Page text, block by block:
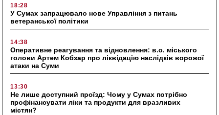
18:28
У Сумах запрацювало нове Управління з питань
ветеранської політики
14:38
Оперативне реагування та відновлення: в.о. міського
голови Артем Кобзар про ліквідацію наслідків ворожої
атаки на Суми
13:30
Не лише доступний проїзд: Чому у Сумах потрібно
профінансувати ліки та продукти для вразливих
містян?